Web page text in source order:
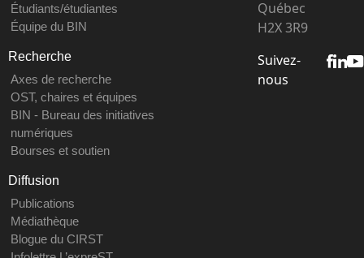
Étudiants/étudiantes
Équipe du BIN
Recherche
Axes de recherche
OST, chaires et équipes
BIN - Bureau des initiatives
numériques
Bourses et soutien
Diffusion
Publications
Médiathèque
Blogue du CIRST
Québec
H2X 3R9
Suivez-
nous